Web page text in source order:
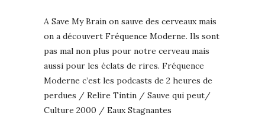
A Save My Brain on sauve des cerveaux mais
on a découvert Fréquence Moderne. Ils sont
pas mal non plus pour notre cerveau mais
aussi pour les éclats de rires. Fréquence
Moderne c’est les podcasts de 2 heures de
perdues / Relire Tintin / Sauve qui peut/
Culture 2000 / Eaux Stagnantes